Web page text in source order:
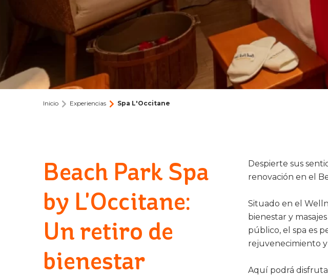
Inicio Experiencias Spa L'Occitane
Beach Park Spa
by L'Occitane:
Un retiro de
bienestar
Despierte sus
renovación en el
Situado en el
bienestar y
público, el spa es
rejuvenecimiento
Aquí podrá